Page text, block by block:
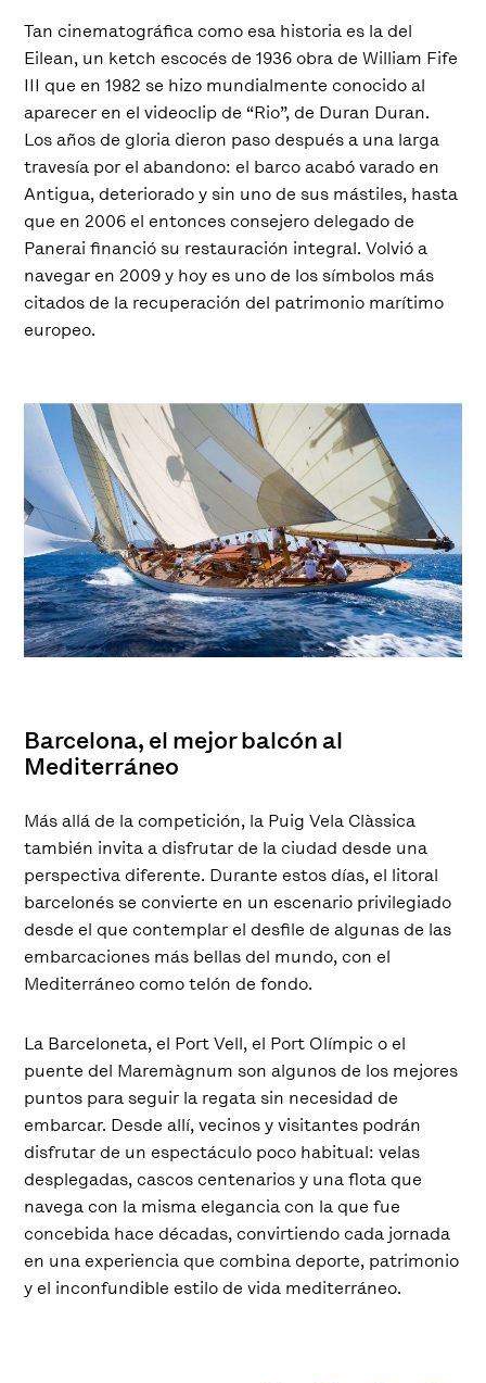
Tan cinematográfica como esa historia es la del
Eilean, un ketch escocés de 1936 obra de William Fife
III que en 1982 se hizo mundialmente conocido al
aparecer en el videoclip de “Rio”, de Duran Duran.
Los años de gloria dieron paso después a una larga
travesía por el abandono: el barco acabó varado en
Antigua, deteriorado y sin uno de sus mástiles, hasta
que en 2006 el entonces consejero delegado de
Panerai financió su restauración integral. Volvió a
navegar en 2009 y hoy es uno de los símbolos más
citados de la recuperación del patrimonio marítimo
europeo.
Barcelona, el mejor balcón al
Mediterráneo
Más allá de la competición, la Puig Vela Clàssica
también invita a disfrutar de la ciudad desde una
perspectiva diferente. Durante estos días, el litoral
barcelonés se convierte en un escenario privilegiado
desde el que contemplar el desfile de algunas de las
embarcaciones más bellas del mundo, con el
Mediterráneo como telón de fondo.
La Barceloneta, el Port Vell, el Port Olímpic o el
puente del Maremàgnum son algunos de los mejores
puntos para seguir la regata sin necesidad de
embarcar. Desde allí, vecinos y visitantes podrán
disfrutar de un espectáculo poco habitual: velas
desplegadas, cascos centenarios y una flota que
navega con la misma elegancia con la que fue
concebida hace décadas, convirtiendo cada jornada
en una experiencia que combina deporte, patrimonio
y el inconfundible estilo de vida mediterráneo.